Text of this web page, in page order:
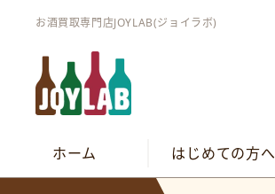
お酒買取専門店JOYLAB(ジョイラボ)
ホーム はじめての方へ